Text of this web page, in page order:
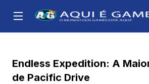
Endless Expedition: A
de Pacific Drive